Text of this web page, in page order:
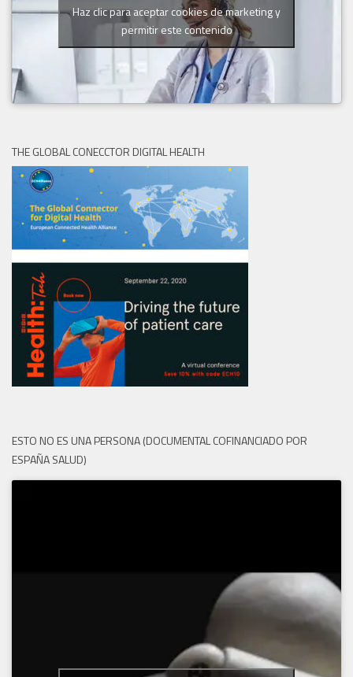
Haz clic para aceptar cookies de marketing y
permitir este contenido
THE GLOBAL CONECCTOR DIGITAL HEALTH
ESTO NO ES UNA PERSONA (DOCUMENTAL COFINANCIADO POR
ESPAÑA SALUD)